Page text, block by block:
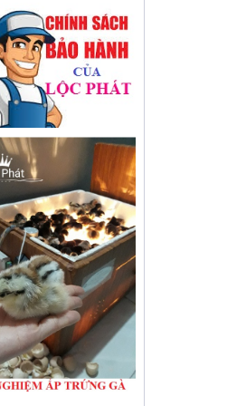
gold, nhiệt độ và ánh
sáng tự động Lộc
Phát